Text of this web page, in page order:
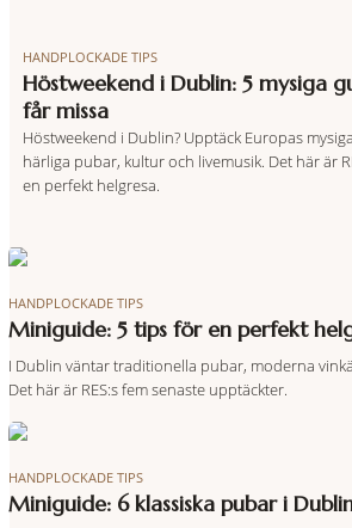
HANDPLOCKADE TIPS
Höstweekend i Dublin: 5 mysiga
får missa
Höstweekend i Dublin? Upptäck Europas
härliga pubar, kultur och livemusik. Det här är
en perfekt helgresa.
HANDPLOCKADE TIPS
Miniguide: 5 tips för en perfekt
I Dublin väntar traditionella pubar, moderna
Det här är RES:s fem senaste upptäckter.
HANDPLOCKADE TIPS
Miniguide: 6 klassiska pubar i